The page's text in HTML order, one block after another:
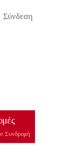
Σύνδεση
Συνδρομή